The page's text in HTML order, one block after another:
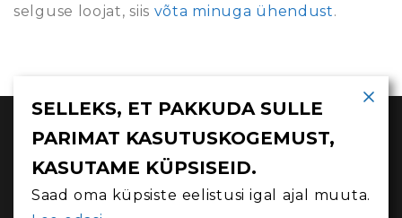
selguse loojat, siis võta minuga ühendust.
FACEBOOK
X
0
SELLEKS, ET PAKKUDA SULLE
PARIMAT KASUTUSKOGEMUST,
KASUTAME KÜPSISEID.
Saad oma küpsiste eelistusi igal ajal muuta.